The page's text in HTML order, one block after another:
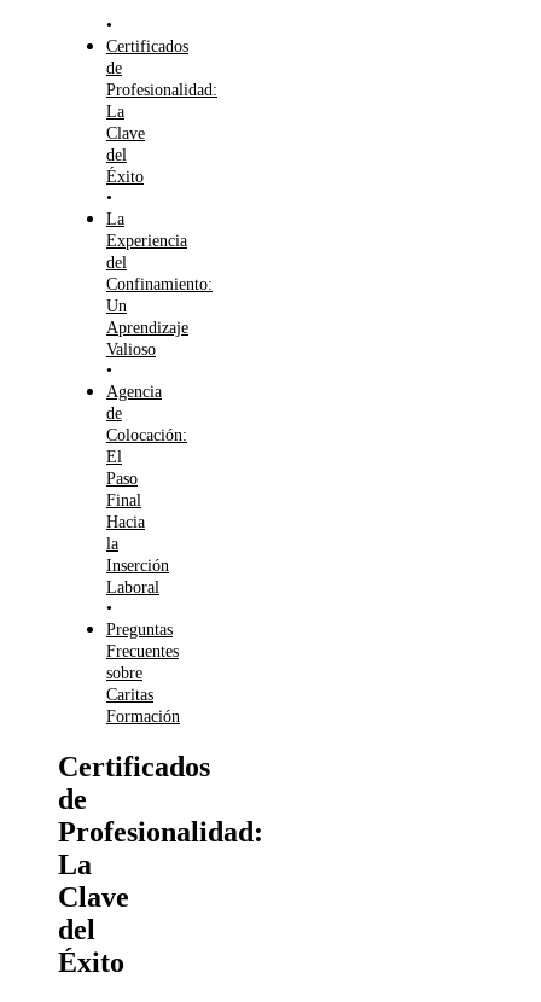
Certificados
de
Profesionalidad:
La
Clave
del
Éxito
La
Experiencia
del
Confinamiento:
Un
Aprendizaje
Valioso
Agencia
de
Colocación:
El
Paso
Final
Hacia
la
Inserción
Laboral
Preguntas
Frecuentes
sobre
Caritas
Formación
Certificados
de
Profesionalidad:
La
Clave
del
Éxito